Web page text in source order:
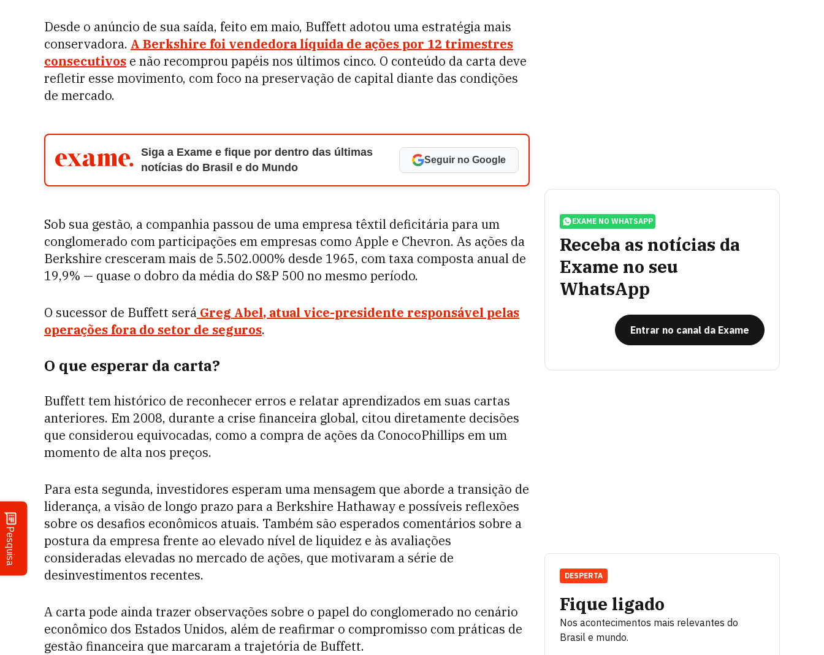
Pesquisa
Desde o anúncio de sua saída, feito em maio, Buffett adotou uma estratégia mais
conservadora. A Berkshire foi vendedora líquida de ações por 12 trimestres
consecutivos e não recomprou papéis nos últimos cinco. O conteúdo da carta deve
refletir esse movimento, com foco na preservação de capital diante das condições
de mercado.
Siga a Exame e fique por dentro das últimas
notícias do Brasil e do Mundo
Seguir no Google
Sob sua gestão, a companhia passou de uma empresa têxtil deficitária para um
conglomerado com participações em empresas como Apple e Chevron. As ações da
Berkshire cresceram mais de 5.502.000% desde 1965, com taxa composta anual de
19,9% — quase o dobro da média do S&P 500 no mesmo período.
O sucessor de Buffett será Greg Abel, atual vice-presidente responsável pelas
operações fora do setor de seguros.
O que esperar da carta?
Buffett tem histórico de reconhecer erros e relatar aprendizados em suas cartas
anteriores. Em 2008, durante a crise financeira global, citou diretamente decisões
que considerou equivocadas, como a compra de ações da ConocoPhillips em um
momento de alta nos preços.
Para esta segunda, investidores esperam uma mensagem que aborde a transição de
liderança, a visão de longo prazo para a Berkshire Hathaway e possíveis reflexões
sobre os desafios econômicos atuais. Também são esperados comentários sobre a
postura da empresa frente ao elevado nível de liquidez e às avaliações
consideradas elevadas no mercado de ações, que motivaram a série de
desinvestimentos recentes.
A carta pode ainda trazer observações sobre o papel do conglomerado no cenário
econômico dos Estados Unidos, além de reafirmar o compromisso com práticas de
gestão financeira que marcaram a trajetória de Buffett.
EXAME NO WHATSAPP
Receba as notícias da
Exame no seu
WhatsApp
Entrar no canal da Exame
Fique ligado
Nos acontecimentos mais relevantes do
Brasil e mundo.
DESPERTA